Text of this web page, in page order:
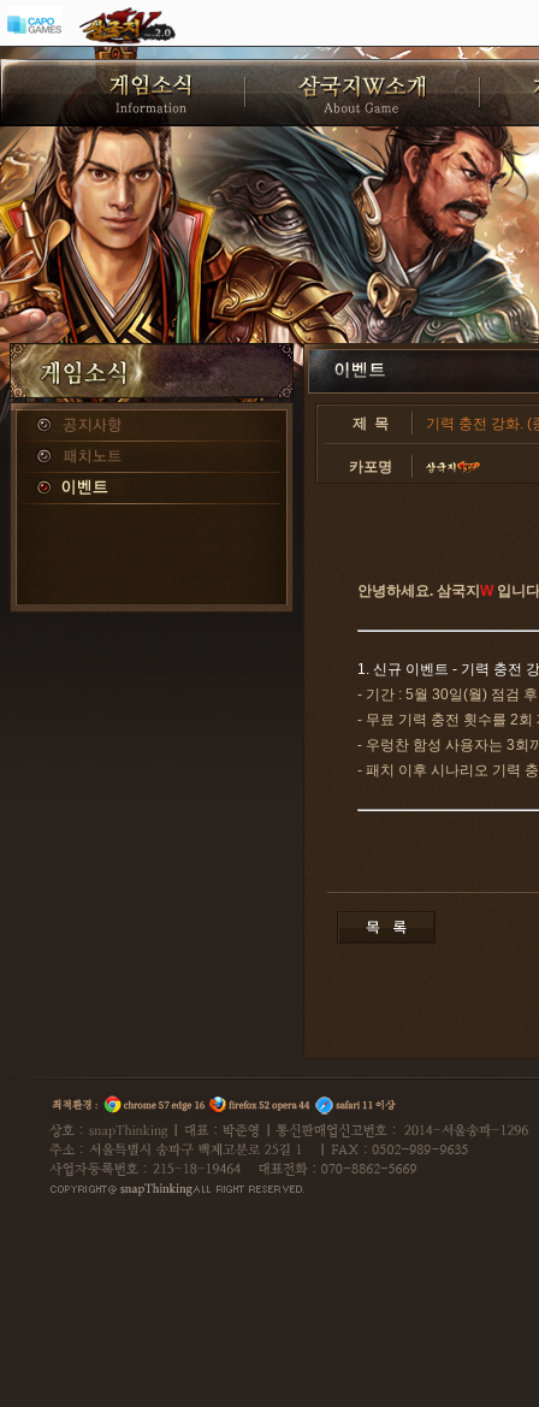
제 목 기력 충전 강화. (
카포명
안녕하세요. 삼국지 W입니
1. 신규 이벤트 - 기력 충전
- 기간 : 5월 30일(월) 점검
- 무료 기력 충전 횟수를 2회
- 우렁찬 함성 사용자는 3회
- 패치 이후 시나리오 기력